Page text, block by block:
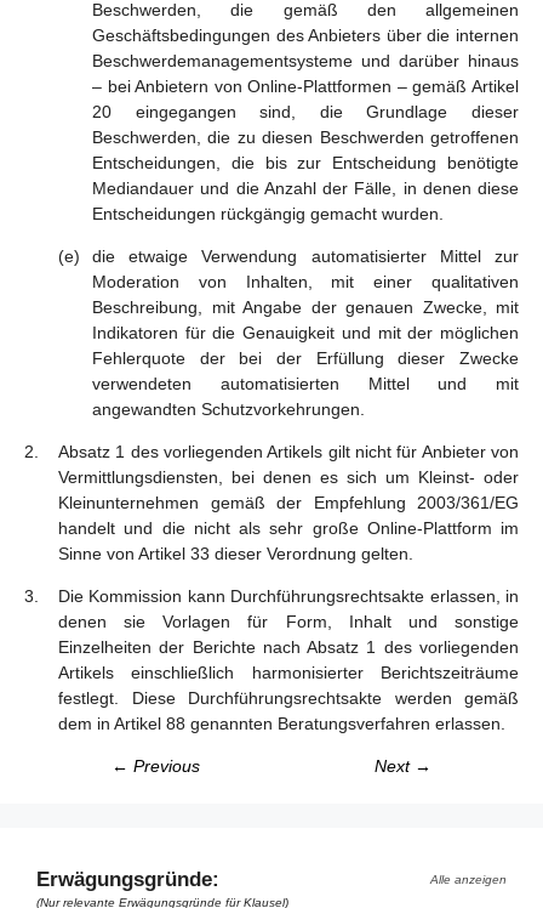
Beschwerden, die gemäß den allgemeinen
Geschäftsbedingungen des Anbieters über die internen
Beschwerdemanagementsysteme und darüber hinaus
– bei Anbietern von Online-Plattformen – gemäß Artikel
20 eingegangen sind, die Grundlage dieser
Beschwerden, die zu diesen Beschwerden getroffenen
Entscheidungen, die bis zur Entscheidung benötigte
Mediandauer und die Anzahl der Fälle, in denen diese
Entscheidungen rückgängig gemacht wurden.
die etwaige Verwendung automatisierter Mittel zur
Moderation von Inhalten, mit einer qualitativen
Beschreibung, mit Angabe der genauen Zwecke, mit
Indikatoren für die Genauigkeit und mit der möglichen
Fehlerquote der bei der Erfüllung dieser Zwecke
verwendeten automatisierten Mittel und mit
angewandten Schutzvorkehrungen.
Absatz 1 des vorliegenden Artikels gilt nicht für Anbieter von
Vermittlungsdiensten, bei denen es sich um Kleinst- oder
Kleinunternehmen gemäß der Empfehlung 2003/361/EG
handelt und die nicht als sehr große Online-Plattform im
Sinne von Artikel 33 dieser Verordnung gelten.
Die Kommission kann Durchführungsrechtsakte erlassen, in
denen sie Vorlagen für Form, Inhalt und sonstige
Einzelheiten der Berichte nach Absatz 1 des vorliegenden
Artikels einschließlich harmonisierter Berichtszeiträume
festlegt. Diese Durchführungsrechtsakte werden gemäß
dem in Artikel 88 genannten Beratungsverfahren erlassen.
← Previous Next →
Erwägungsgründe:
Alle anzeigen
(Nur relevante Erwägungsgründe für Klausel)